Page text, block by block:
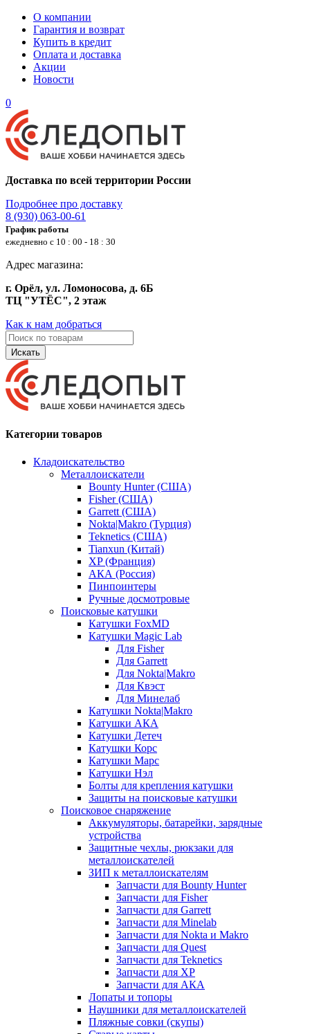
О компании
Гарантия и возврат
Купить в кредит
Оплата и доставка
Акции
Новости
0
Доставка по всей территории России
Подробнее про доставку
8 (930) 063-00-61
График работы
ежедневно с 10 : 00 - 18 : 30
Адрес магазина:
г. Орёл, ул. Ломоносова, д. 6Б
ТЦ "УТЁС", 2 этаж
Как к нам добраться
Искать
Категории товаров
Кладоискательство
Металлоискатели
Bounty Hunter (США)
Fisher (США)
Garrett (США)
Nokta|Makro (Турция)
Teknetics (США)
Tianxun (Китай)
XP (Франция)
АКА (Россия)
Пинпоинтеры
Ручные досмотровые
Поисковые катушки
Катушки FoxMD
Катушки Magic Lab
Для Fisher
Для Garrett
Для Nokta|Makro
Для Квэст
Для Минелаб
Катушки Nokta|Makro
Катушки АКА
Катушки Детеч
Катушки Корс
Катушки Марс
Катушки Нэл
Болты для крепления катушки
Защиты на поисковые катушки
Поисковое снаряжение
Аккумуляторы, батарейки, зарядные
устройства
Защитные чехлы, рюкзаки для
металлоискателей
ЗИП к металлоискателям
Запчасти для Bounty Hunter
Запчасти для Fisher
Запчасти для Garrett
Запчасти для Minelab
Запчасти для Nokta и Makro
Запчасти для Quest
Запчасти для Teknetics
Запчасти для XP
Запчасти для АКА
Лопаты и топоры
Наушники для металлоискателей
Пляжные совки (скупы)